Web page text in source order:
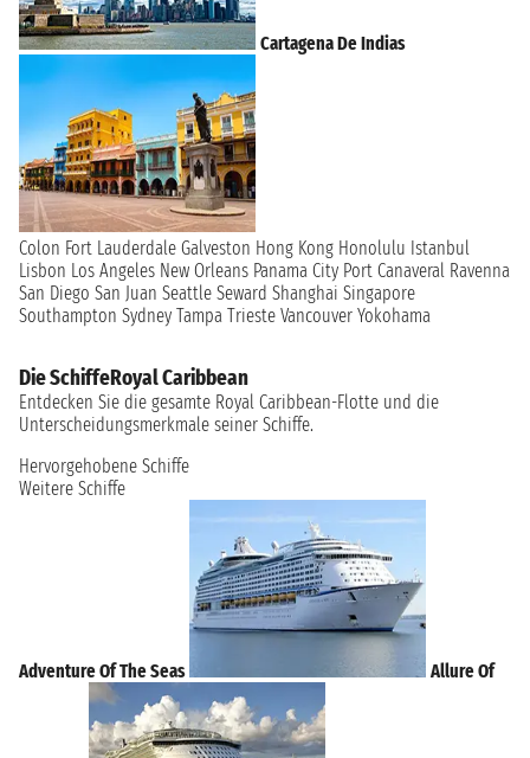
Cartagena De Indias
Colon Fort Lauderdale Galveston Hong Kong Honolulu Istanbul
Lisbon Los Angeles New Orleans Panama City Port Canaveral Ravenna
San Diego San Juan Seattle Seward Shanghai Singapore
Southampton Sydney Tampa Trieste Vancouver Yokohama
Die SchiffeRoyal Caribbean
Entdecken Sie die gesamte Royal Caribbean-Flotte und die
Unterscheidungsmerkmale seiner Schiffe.
Hervorgehobene Schiffe
Weitere Schiffe
Adventure Of The Seas Allure Of